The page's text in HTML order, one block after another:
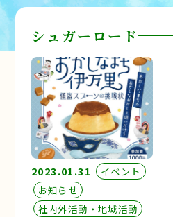
シュガーロード
2023.01.31
イベント
お知らせ
社内外活動・地域活動